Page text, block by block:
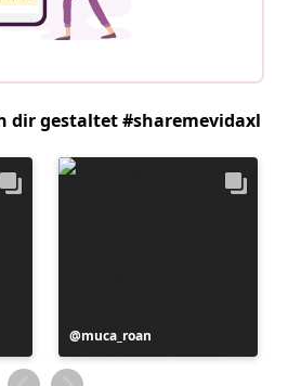
dir gestaltet #sharemevidaxl
Beitrag
veröffentlicht
von
muca_roan